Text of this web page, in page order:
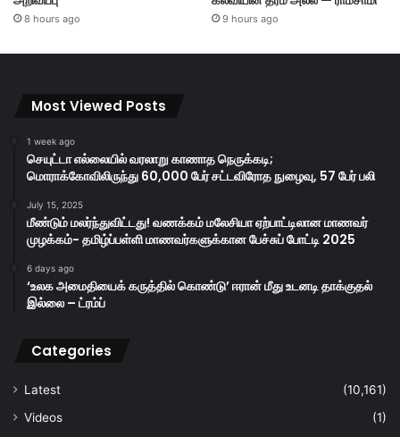
8 hours ago 9 hours ago
Most Viewed Posts
1 week ago
செயுட்டா எல்லையில் வரலாறு காணாத நெருக்கடி;
மொராக்கோவிலிருந்து 60,000 பேர் சட்டவிரோத நுழைவு, 57 பேர் பலி
July 15, 2025
மீண்டும் மலர்ந்துவிட்டது! வணக்கம் மலேசியா ஏற்பாட்டிலான மாணவர்
முழக்கம்- தமிழ்ப்பள்ளி மாணவர்களுக்கான பேச்சுப் போட்டி 2025
6 days ago
‘உலக அமைதியைக் கருத்தில் கொண்டு’ ஈரான் மீது உடனடி தாக்குதல்
இல்லை – ட்ரம்ப்
Categories
Latest
(10,161)
Videos
(1)